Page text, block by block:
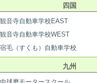
四国
観音寺自動車学校EAST
観音寺自動車学校WEST
宿毛（すくも）自動車学校
九州